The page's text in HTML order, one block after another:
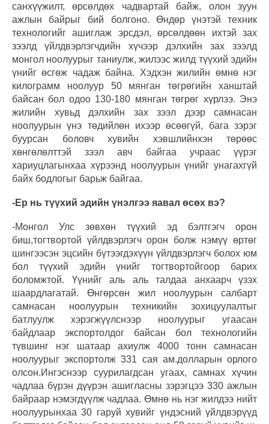
санхүүжилт, өрсөлдөх чадвартай байж, олон зуун
ажлын байрыг бий болгоно. Өндөр үнэтэй техник
технологийг ашиглаж эрсдэл, өрсөлдөөн ихтэй зах
зээлд үйлдвэрлэгчдийн хүчээр дэлхийн зах зээлд
монгол ноолуурыг таниулж, жилээс жилд түүхий эдийн
үнийг өсгөж чадаж байна. Хэдхэн жилийн өмнө нэг
килограмм ноолуур 50 мянган төгрөгийн ханштай
байсан бол одоо 130-180 мянган төгрөг хүрлээ. Энэ
жилийн хувьд дэлхийн зах зээл дээр самнасан
ноолуурын үнэ төдийлөн ихээр өсөөгүй, бага зэрэг
буурсан боловч хувийн хэвшлийнхэн төрөөс
хөнгөлөлттэй зээл авч байгаа учраас үүрэг
хариуцлагынхаа хүрээнд ноолуурын үнийг унагахгүй
байх бодлогыг барьж байгаа.
-Ер нь түүхий эдийн үнэлгээ яавал өсөх вэ?
-Монгол Улс зөвхөн түүхий эд бэлтгэгч орон
биш,тогтвортой үйлдвэрлэгч орон болж нэмүү өртөг
шингээсэн эцсийн бүтээгдэхүүн үйлдвэрлэгч болох юм
бол түүхий эдийн үнийг тогтвортойгоор барих
боломжтой. Үүнийг аль аль талдаа анхаарч үзэх
шаардлагатай. Өнгөрсөн жил ноолуурын салбарт
самнасан ноолуурын техникийн зохицуулалтыг
батлуулж хэрэгжүүлснээр ноолуурыг угаасан
байдлаар экспортолдог байсан бол технологийн
түвшинг нэг шатаар ахиулж 4000 тонн самнасан
ноолуурыг экспортолж 331 сая ам.долларын орлого
олсон.Ингэснээр суурилагдсан угаах, самнах хүчин
чадлаа бүрэн дүүрэн ашигласны зэрэгцээ 330 ажлын
байраар нэмэгдүүлж чадлаа. Өмнө нь нэг жилдээ нийт
ноолуурынхаа 30 гаруй хувийг үндэсний үйлдвэрүүд